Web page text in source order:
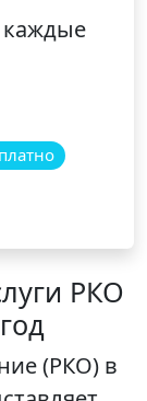
каждые
РКО
(РКО) в